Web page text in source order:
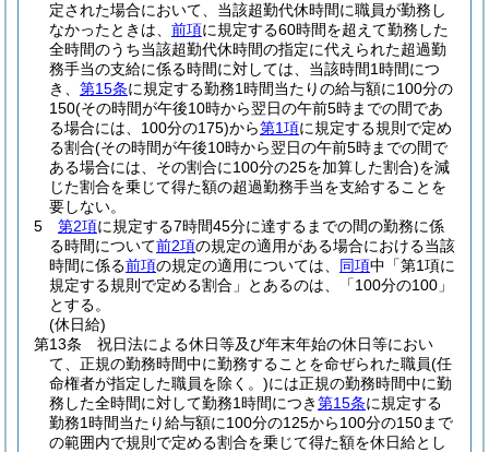
定された場合において、当該超勤代休時間に職員が勤務し
なかったときは、 前項に規定する60時間を超えて勤務した
全時間のうち当該超勤代休時間の指定に代えられた超過勤
務手当の支給に係る時間に対しては、当該時間1時間につ
き、 第15条に規定する勤務1時間当たりの給与額に100分の
150(その時間が午後10時から翌日の午前5時までの間であ
る場合には、100分の175)から第1項に規定する規則で定め
る割合(その時間が午後10時から翌日の午前5時までの間で
ある場合には、その割合に100分の25を加算した割合)を減
じた割合を乗じて得た額の超過勤務手当を支給することを
要しない。
5
第2項に規定する7時間45分に達するまでの間の勤務に係
る時間について前2項の規定の適用がある場合における当該
時間に係る前項の規定の適用については、 同項中「第1項に
規定する規則で定める割合」とあるのは、「100分の100」
とする。
(休日給)
第13条
祝日法による休日等及び年末年始の休日等におい
て、正規の勤務時間中に勤務することを命ぜられた職員(任
命権者が指定した職員を除く。)には正規の勤務時間中に勤
務した全時間に対して勤務1時間につき第15条に規定する
勤務1時間当たり給与額に100分の125から100分の150まで
の範囲内で規則で定める割合を乗じて得た額を休日給とし